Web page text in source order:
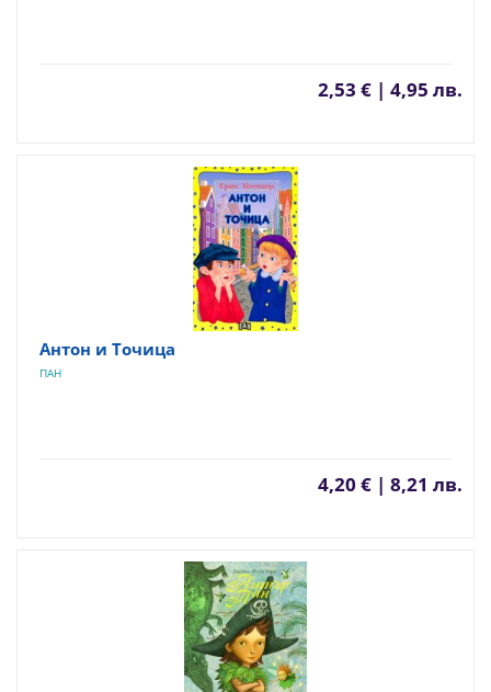
2,53 € | 4,95 лв.
Антон и Точица
ПАН
4,20 € | 8,21 лв.